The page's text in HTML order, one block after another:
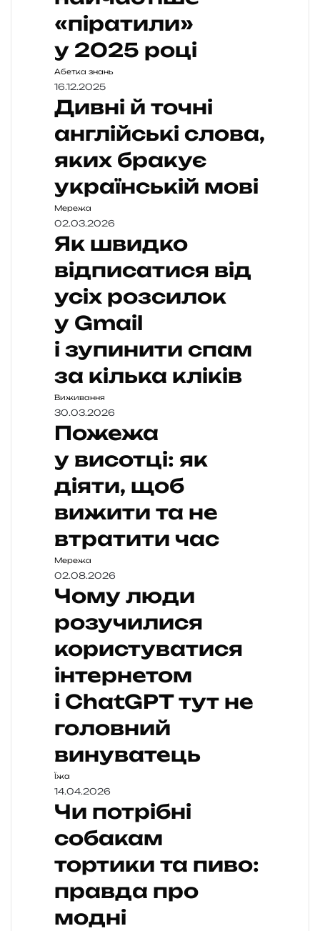
«піратили»
у 2025 році
Абетка знань
16.12.2025
Дивні й точні
англійські слова,
яких бракує
українській мові
Мережа
02.03.2026
Як швидко
відписатися від
усіх розсилок
у Gmail
і зупинити спам
за кілька кліків
Виживання
30.03.2026
Пожежа
у висотці: як
діяти, щоб
вижити та не
втратити час
Мережа
02.08.2026
Чому люди
розучилися
користуватися
інтернетом
і ChatGPT тут не
головний
винуватець
Їжа
14.04.2026
Чи потрібні
собакам
тортики та пиво:
правда про
модні